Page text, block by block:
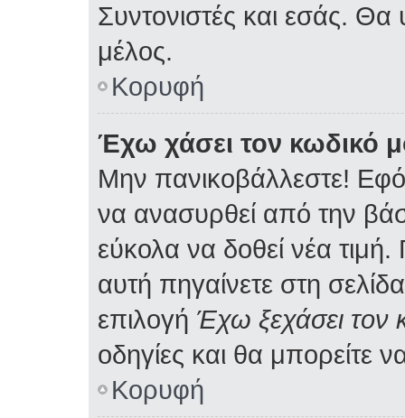
Συντονιστές και εσάς.
μέλος.
Κορυφή
Έχω χάσει τον κωδικό
Μην πανικοβάλλεστε!
να ανασυρθεί από την
εύκολα να δοθεί νέα τιμή.
αυτή πηγαίνετε στη
επιλογή Έχω ξεχάσει τον
οδηγίες και θα μπορείτε
Κορυφή